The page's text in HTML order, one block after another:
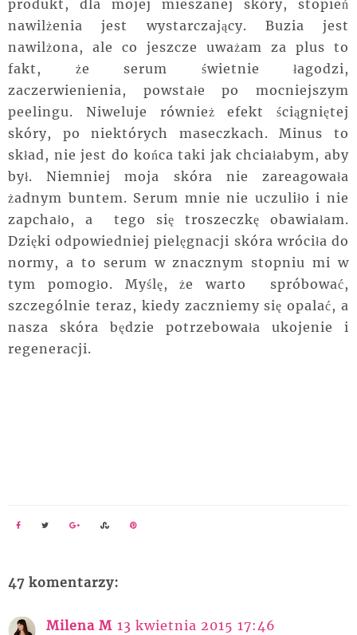
produkt, dla mojej mieszanej skóry, stopień
nawilżenia jest wystarczający. Buzia jest
nawilżona, ale co jeszcze uważam za plus to
fakt, że serum świetnie łagodzi,
zaczerwienienia, powstałe po mocniejszym
peelingu. Niweluje również efekt ściągniętej
skóry, po niektórych maseczkach. Minus to
skład, nie jest do końca taki jak chciałabym, aby
był. Niemniej moja skóra nie zareagowała
żadnym buntem. Serum mnie nie uczuliło i nie
zapchało, a tego się troszeczkę obawiałam.
Dzięki odpowiedniej pielęgnacji skóra wróciła do
normy, a to serum w znacznym stopniu mi w
tym pomogło. Myślę, że warto spróbować,
szczególnie teraz, kiedy zaczniemy się opalać, a
nasza skóra będzie potrzebowała ukojenie i
regeneracji.
47 komentarzy:
Milena M 13 kwietnia 2015 17:46